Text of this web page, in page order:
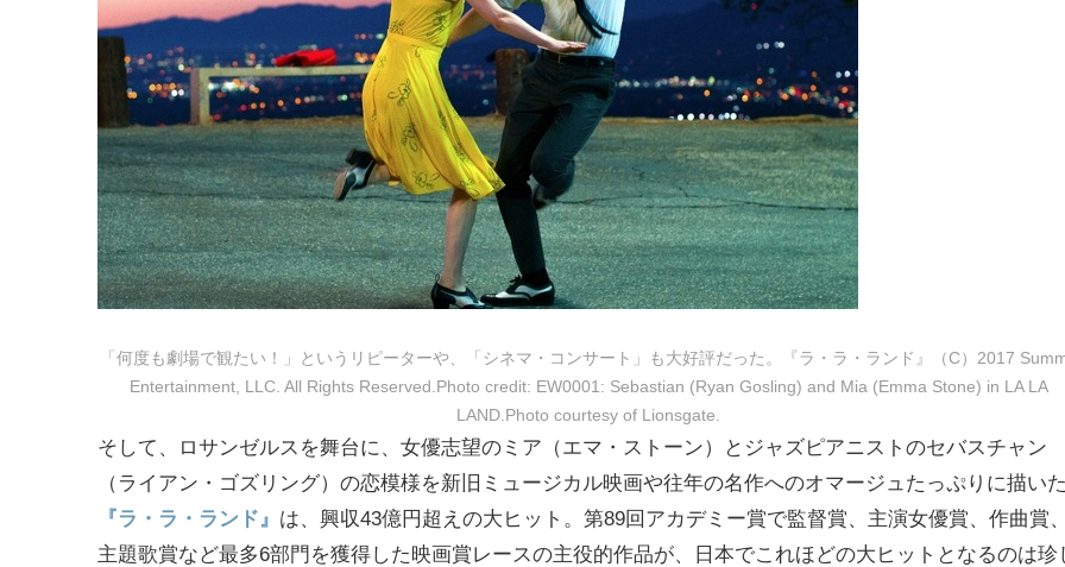
「何度も劇場で観たい！」というリピーターや、「シネマ・コンサート」も大好評だった。『ラ・ラ・ランド』（C）2017
Entertainment, LLC. All Rights Reserved.Photo credit: EW0001: Sebastian (Ryan Gosling) and Mia (Emma Stone) in LA LA
LAND.Photo courtesy of Lionsgate.
そして、ロサンゼルスを舞台に、女優志望のミア（エマ・ストーン）とジャズピアニストのセバスチャン
（ライアン・ゴズリング）の恋模様を新旧ミュージカル映画や往年の名作へのオマージュたっぷりに描い
『ラ・ラ・ランド』 は、興収43億円超えの大ヒット。第89回アカデミー賞で監督賞、主演女優賞、作曲賞
主題歌賞など最多6部門を獲得した映画賞レースの主役的作品が、日本でこれほどの大ヒットとなるのは珍